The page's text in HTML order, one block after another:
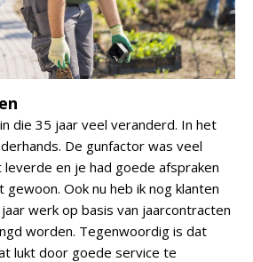
die 35 jaar veel veranderd. In het
De gunfactor was veel
en je had goede afspraken
gewoon. Ook nu heb ik nog klanten
werk op basis van jaarcontracten
worden. Tegenwoordig is dat
lukt door goede service te